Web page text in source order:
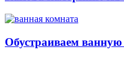
Обустраиваем